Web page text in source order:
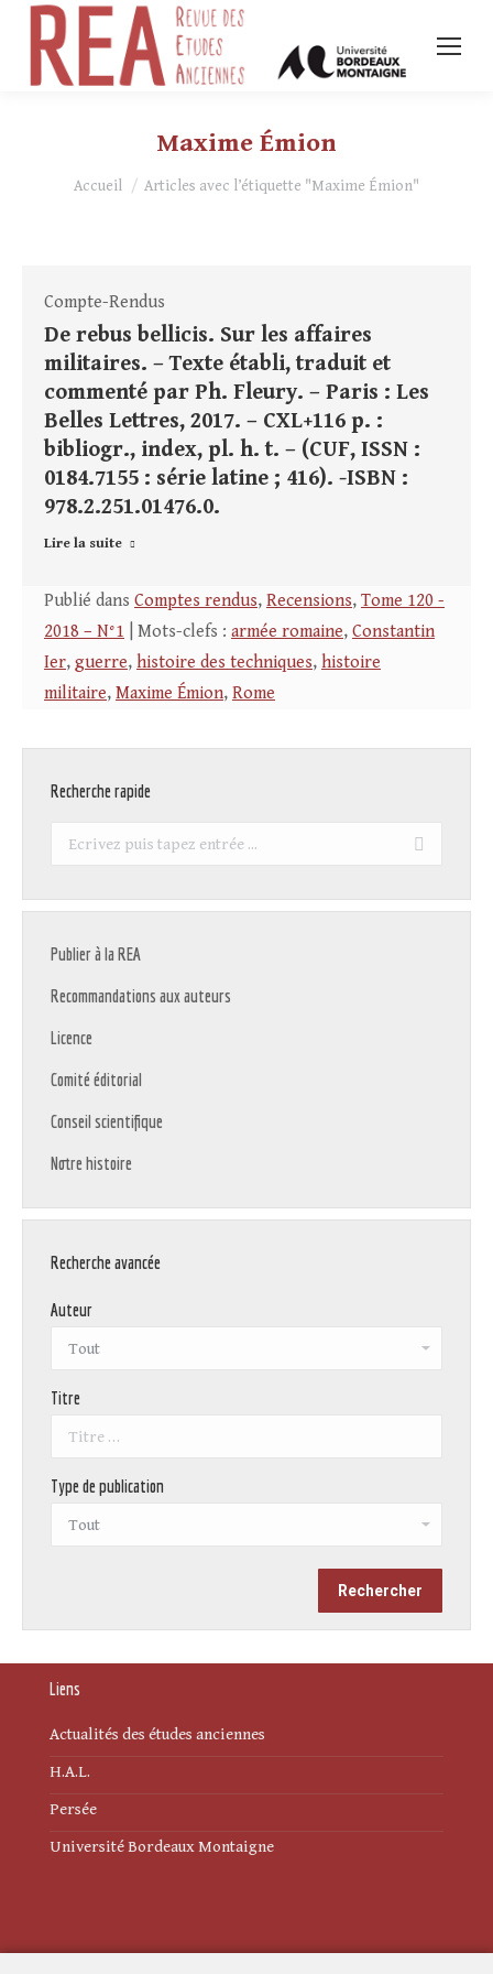
Maxime Émion
Vous êtes ici :
Accueil Articles avec l’étiquette "Maxime Émion"
Compte-Rendus
De rebus bellicis. Sur les affaires
militaires. – Texte établi, traduit et
commenté par Ph. Fleury. – Paris : Les
Belles Lettres, 2017. – CXL+116 p. :
bibliogr., index, pl. h. t. – (CUF, ISSN :
0184.7155 : série latine ; 416). -ISBN :
978.2.251.01476.0.
Lire la suite
Publié dans Comptes rendus, Recensions, Tome 120 -
2018 – N°1 | Mots-clefs : armée romaine, Constantin
Ier, guerre, histoire des techniques, histoire
militaire, Maxime Émion, Rome
Recherche rapide
Recherche
Publier à la REA
Recommandations aux auteurs
Licence
Comité éditorial
Conseil scientifique
Notre histoire
Recherche avancée
Auteur
Titre
Type de publication
Liens
Actualités des études anciennes
H.A.L.
Persée
Université Bordeaux Montaigne